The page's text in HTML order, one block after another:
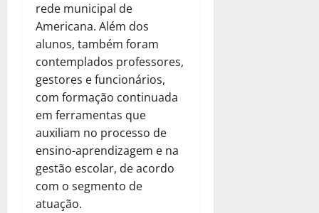
rede municipal de
Americana. Além dos
alunos, também foram
contemplados professores,
gestores e funcionários,
com formação continuada
em ferramentas que
auxiliam no processo de
ensino-aprendizagem e na
gestão escolar, de acordo
com o segmento de
atuação.